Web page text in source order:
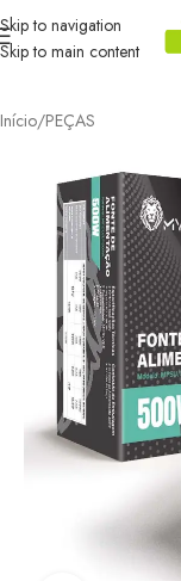
Skip to navigation
Skip to main content
Início/PEÇAS